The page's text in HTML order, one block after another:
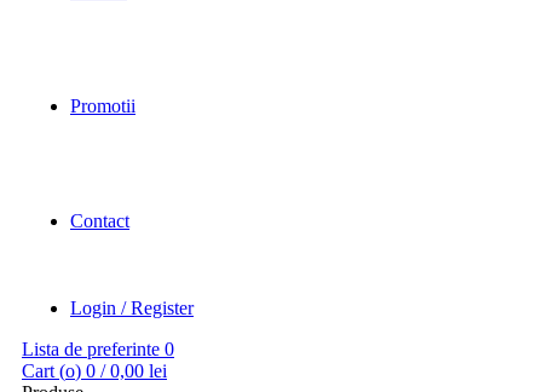
Promotii
Contact
Login / Register
Lista de preferinte 0
Cart (o) 0 / 0,00 lei